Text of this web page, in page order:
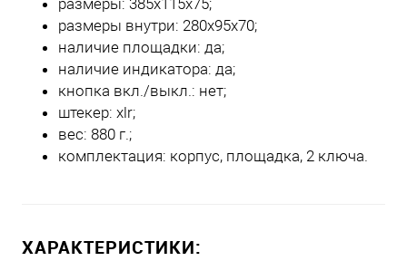
размеры: 385x115x75;
размеры внутри: 280x95x70;
наличие площадки: да;
наличие индикатора: да;
кнопка вкл./выкл.: нет;
штекер: xlr;
вес: 880 г.;
комплектация: корпус, площадка, 2 ключа.
ХАРАКТЕРИСТИКИ: